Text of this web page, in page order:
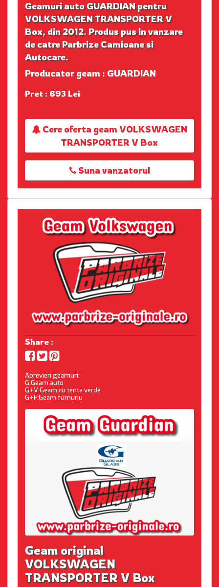
Geamuri auto GUARDIAN pentru
VOLKSWAGEN TRANSPORTER V
Box, din 2012. Produs pus in vanzare
de catre Parbrize Camioane si
Autocare.
Producator geam : GUARDIAN
Pret : 693 Lei
Cere oferta geam VOLKSWAGEN
TRANSPORTER V Box
Suna vanzatorul
Share :
Abrevieri geamuri:
G:Geam auto
G+V:Geam cu tenta verde
G+F:Geam fumuriu
Geam original
VOLKSWAGEN
TRANSPORTER V Box